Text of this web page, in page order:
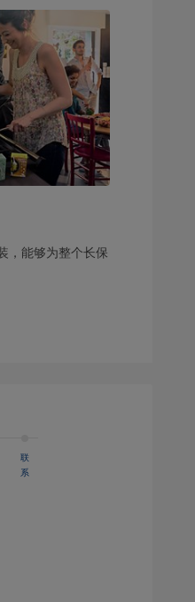
，能够为整个长保
联
系